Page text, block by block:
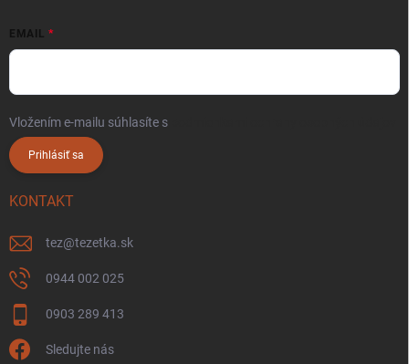
EMAIL
Vložením e-mailu súhlasíte s
Prihlásiť sa
KONTAKT
tez@tezetka.sk
0944 002 025
0903 289 413
Sledujte nás